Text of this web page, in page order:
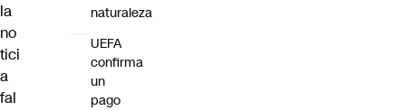
la
no
tici
a
fal
naturaleza
UEFA
confirma
un
pago